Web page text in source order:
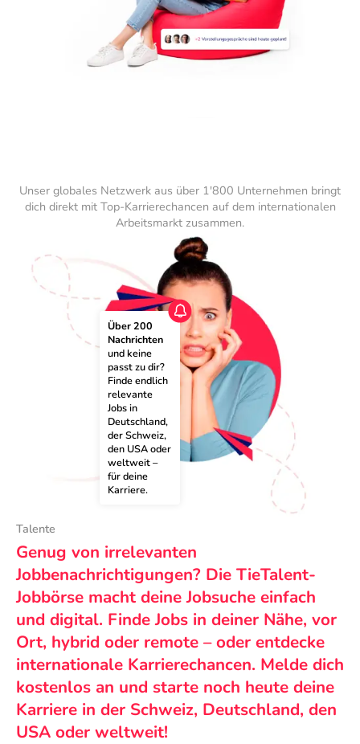
Unser globales Netzwerk aus über 1'800 Unternehmen bringt
dich direkt mit Top-Karrierechancen auf dem internationalen
Arbeitsmarkt zusammen.
Über 200
Nachrichten
und keine
passt zu dir?
Finde endlich
relevante
Jobs in
Deutschland,
der Schweiz,
den USA oder
weltweit –
für deine
Karriere.
Talente
Genug von irrelevanten
Jobbenachrichtigungen? Die TieTalent-
Jobbörse macht deine Jobsuche einfach
und digital. Finde Jobs in deiner Nähe, vor
Ort, hybrid oder remote – oder entdecke
internationale Karrierechancen. Melde dich
kostenlos an und starte noch heute deine
Karriere in der Schweiz, Deutschland, den
USA oder weltweit!